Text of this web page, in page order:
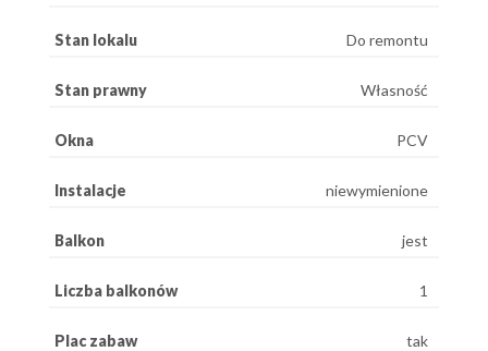
Stan lokalu Do remontu
Stan prawny Własność
Okna PCV
Instalacje niewymienione
Balkon jest
Liczba balkonów 1
Plac zabaw tak